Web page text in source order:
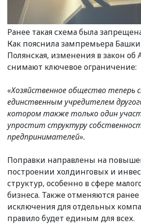
Ранее такая схема была
Как пояснила зампремьера
Полянская, изменения в закон
снимают ключевое ограничение:
«Хозяйственное общество
единственным учредителем
котором также только один
упростит структуру
предпринимателей».
Поправки направлены на
построении холдинговых и
структур, особенно в сфере
бизнеса. Также отменяются
исключения для отдельных
правило будет единым для всех.